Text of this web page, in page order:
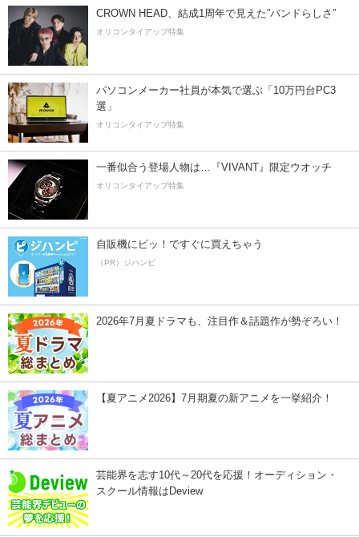
CROWN HEAD、結成1周年で見えた”バンドらしさ”
オリコンタイアップ特集
パソコンメーカー社員が本気で選ぶ「10万円台PC3
選」
オリコンタイアップ特集
一番似合う登場人物は…『VIVANT』限定ウオッチ
オリコンタイアップ特集
自販機にピッ！ですぐに買えちゃう
（PR）ジハンピ
2026年7月夏ドラマも、注目作＆話題作が勢ぞろい！
【夏アニメ2026】7月期夏の新アニメを一挙紹介！
芸能界を志す10代～20代を応援！オーディション・
スクール情報はDeview